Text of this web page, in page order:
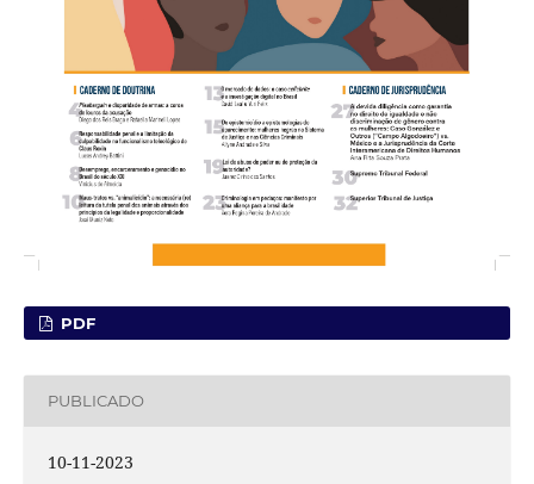
PDF
PUBLICADO
10-11-2023